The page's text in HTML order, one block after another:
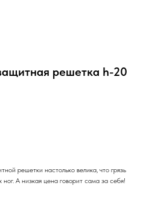
решетка h-20
решетки настолько велика, что грязь
А низкая цена говорит сама за себя!